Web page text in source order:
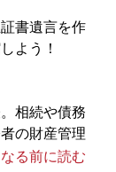
書遺言を作
よう！
相続や債務
の財産管理
る前に読む